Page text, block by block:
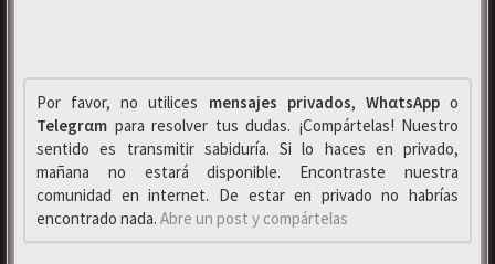
Por favor, no utilices mensajes privados, WhαtsAppo
Telegrαm para resolver tus dudas. ¡Compártelas! Nuestro
sentido es transmitir sabiduría. Si lo haces en privado,
mañana no estará disponible. Encontraste nuestra
comunidad en internet. De estar en privado no habrías
encontrado nada. Abre un post y compártelas